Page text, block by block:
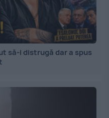
să-l distrugă dar a spus